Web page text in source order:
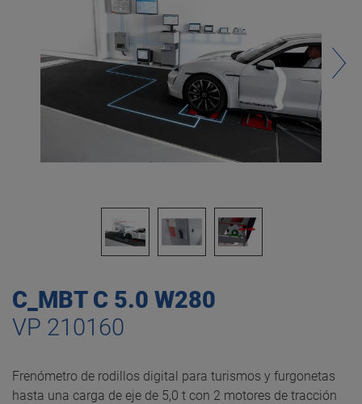
C_MBT C 5.0 W280
VP 210160
Frenómetro de rodillos digital para turismos y furgonetas
hasta una carga de eje de 5,0 t con 2 motores de tracción